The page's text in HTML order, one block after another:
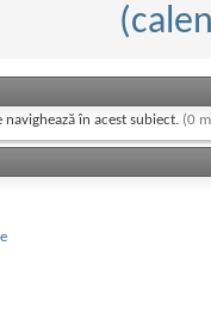
în acest subiect. (0